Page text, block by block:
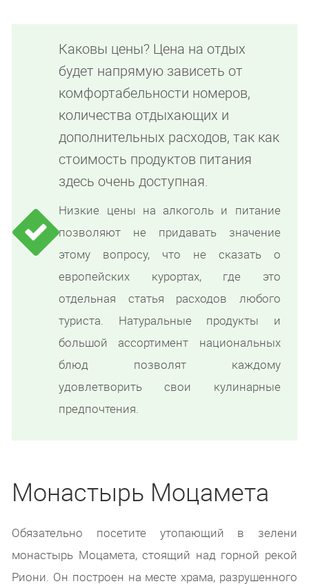
Каковы цены? Цена на отдых
будет напрямую зависеть от
комфортабельности номеров,
количества отдыхающих и
дополнительных расходов, так как
стоимость продуктов питания
здесь очень доступная.
Низкие цены на алкоголь и питание
позволяют не придавать значение
этому вопросу, что не сказать о
европейских курортах, где это
отдельная статья расходов любого
туриста. Натуральные продукты и
большой ассортимент национальных
блюд позволят каждому
удовлетворить свои кулинарные
предпочтения.
Монастырь Моцамета
Обязательно посетите утопающий в зелени
монастырь Моцамета, стоящий над горной рекой
Риони. Он построен на месте храма, разрушенного